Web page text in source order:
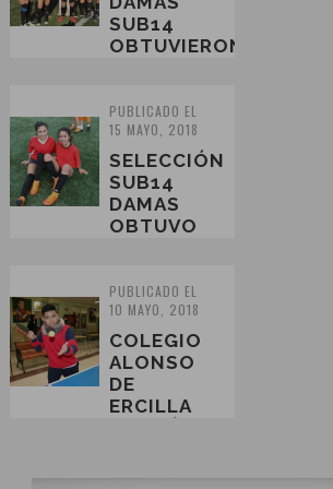
SUB14
OBTUVIERON
EN
FUTSAL
IND
PROVINCIAL
PUBLICADO EL
15 MAYO, 2018
SELECCIÓN
SUB14
DAMAS
OBTUVO
FUTSAL
IND 2018
PUBLICADO EL
10 MAYO, 2018
COLEGIO
ALONSO
DE
ERCILLA